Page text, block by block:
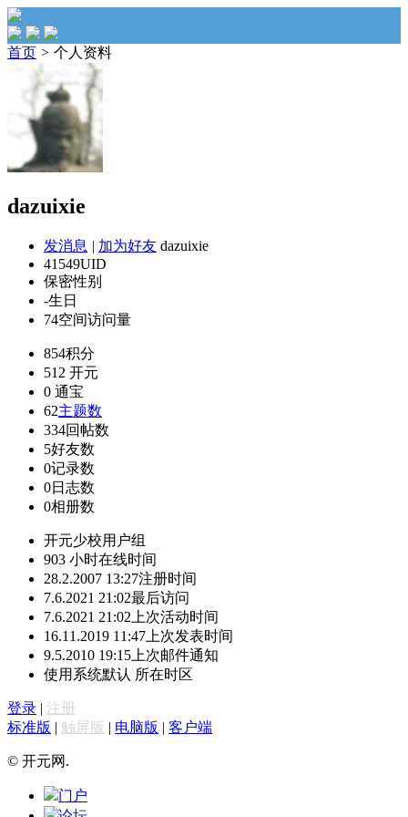
首页 > 个人资料
dazuixie
发消息 | 加为好友 dazuixie
41549UID
保密性别
-生日
74空间访问量
854积分
512 开元
0 通宝
62主题数
334回帖数
5好友数
0记录数
0日志数
0相册数
开元少校用户组
903 小时在线时间
28.2.2007 13:27注册时间
7.6.2021 21:02最后访问
7.6.2021 21:02 上次活动时间
16.11.2019 11:47 上次发表时间
9.5.2010 19:15 上次邮件通知
使用系统默认 所在时区
登录 | 注册
标准版 | 触屏版 | 电脑版 | 客户端
© 开元网.
门户